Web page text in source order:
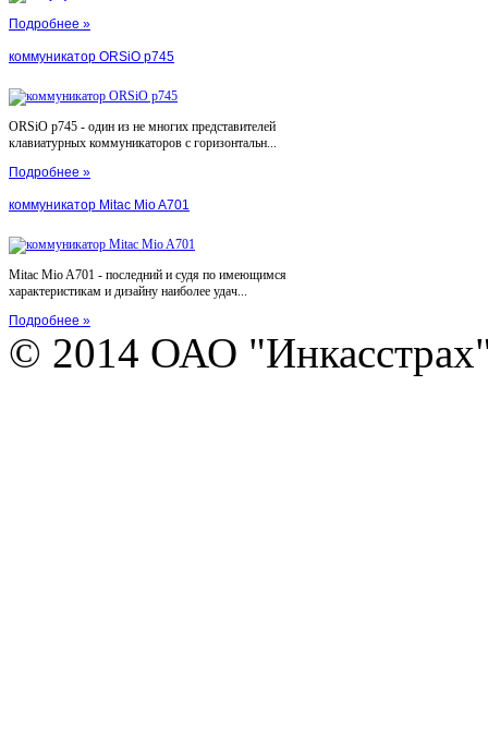
Подробнее »
коммуникатор ORSiO p745
ORSiO p745 - один из не многих представителей
клавиатурных коммуникаторов с горизонтальн...
Подробнее »
коммуникатор Mitac Mio A701
Mitac Mio A701 - последний и судя по имеющимся
характеристикам и дизайну наиболее удач...
Подробнее »
© 2014 ОАО